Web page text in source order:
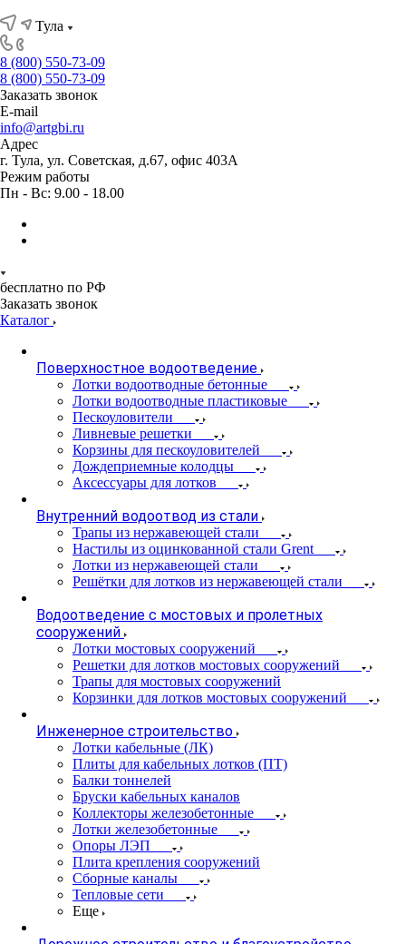
Тула
8 (800) 550-73-09
8 (800) 550-73-09
Заказать звонок
E-mail
info@artgbi.ru
Адрес
г. Тула, ул. Советская, д.67, офис 403А
Режим работы
Пн - Вс: 9.00 - 18.00
бесплатно по РФ
Заказать звонок
Каталог
Поверхностное водоотведение
Лотки водоотводные бетонные
Лотки водоотводные пластиковые
Пескоуловители
Ливневые решетки
Корзины для пескоуловителей
Дождеприемные колодцы
Аксессуары для лотков
Внутренний водоотвод из стали
Трапы из нержавеющей стали
Настилы из оцинкованной стали Grent
Лотки из нержавеющей стали
Решётки для лотков из нержавеющей стали
Водоотведение с мостовых и пролетных
сооружений
Лотки мостовых сооружений
Решетки для лотков мостовых сооружений
Трапы для мостовых сооружений
Корзинки для лотков мостовых сооружений
Инженерное строительство
Лотки кабельные (ЛК)
Плиты для кабельных лотков (ПТ)
Балки тоннелей
Бруски кабельных каналов
Коллекторы железобетонные
Лотки железобетонные
Опоры ЛЭП
Плита крепления сооружений
Сборные каналы
Тепловые сети
Еще